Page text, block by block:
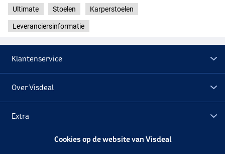
Ultimate Stoelen Karperstoelen
Leveranciersinformatie
Klantenservice
Over Visdeal
Extra
Cookies op de website van Visdeal